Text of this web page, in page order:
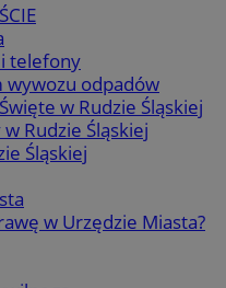
telefony
odpadów
w Rudzie Śląskiej
w Rudzie Śląskiej
Śląskiej
w Urzędzie Miasta?